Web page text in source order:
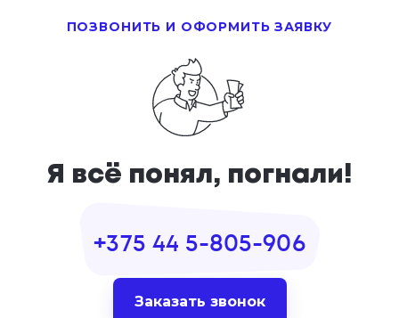
ПОЗВОНИТЬ И ОФОРМИТЬ ЗАЯВКУ
Я всё понял, погнали!
+375 44 5-805-906
Заказать звонок